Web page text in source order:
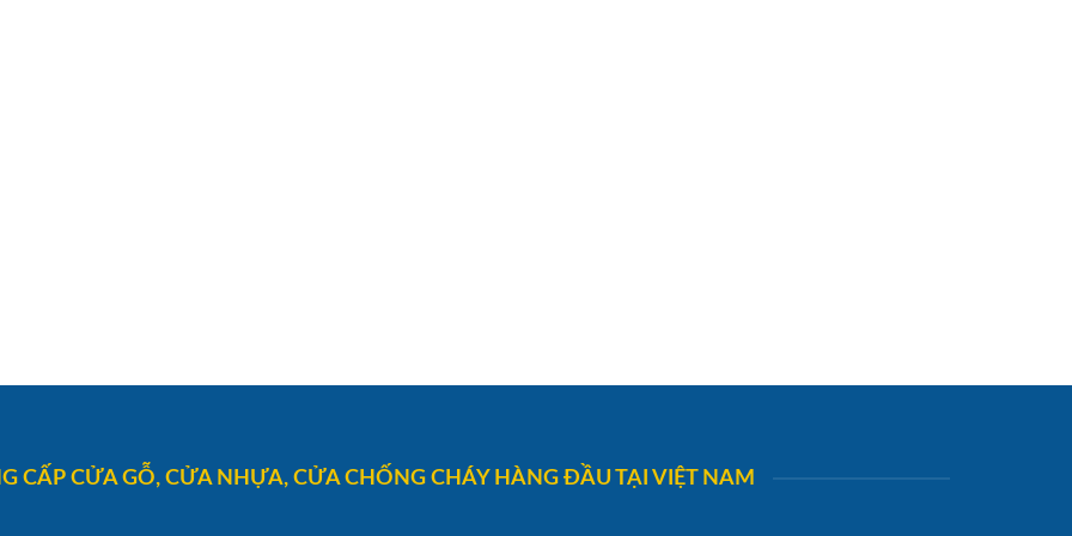
CẤP CỬA GỖ, CỬA NHỰA, CỬA CHỐNG CHÁY HÀNG ĐẦU TẠI VIỆT NAM